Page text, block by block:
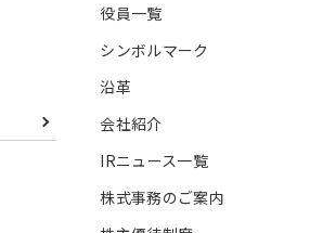
役員一覧
シンボルマーク
沿革
会社紹介
IRニュース一覧
株式事務のご案内